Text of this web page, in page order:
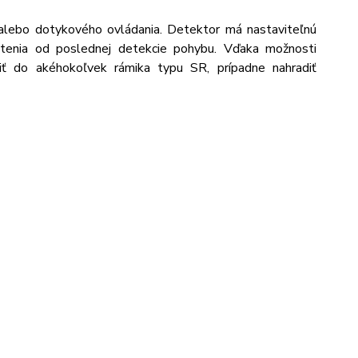
dotykového ovládania. Detektor má nastaviteľnú
od poslednej detekcie pohybu. Vďaka možnosti
akéhokoľvek rámika typu SR, prípadne nahradiť